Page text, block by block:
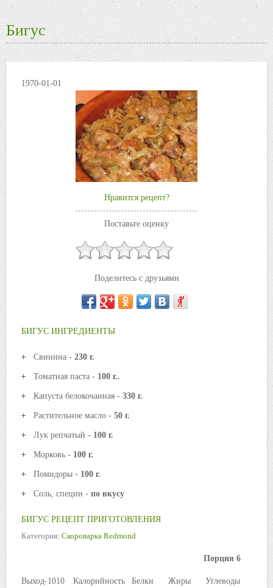
Бигус
1970-01-01
Нравится рецепт?
Поставьте оценку
Поделитесь с друзьями
БИГУС ИНГРЕДИЕНТЫ
Свинина - 230 г.
Томатная паста - 100 г..
Капуста белокочанная - 330 г.
Растительное масло - 50 г.
Лук репчатый - 100 г.
Морковь - 100 г.
Помидоры - 100 г.
Соль, специи - по вкусу
БИГУС РЕЦЕПТ ПРИГОТОВЛЕНИЯ
Категория: Скороварка Redmond
Порция 6
Выход-1010
Калорийность Белки Жиры Углеводы